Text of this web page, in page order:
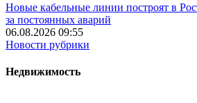
Новые кабельные линии построят в
за постоянных аварий
06.08.2026 09:55
Новости рубрики
Недвижимость